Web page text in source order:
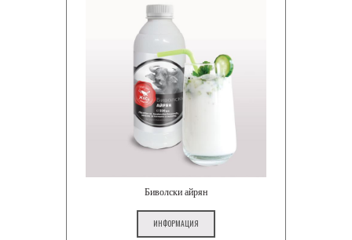
Биволски айрян
ИНФОРМАЦИЯ